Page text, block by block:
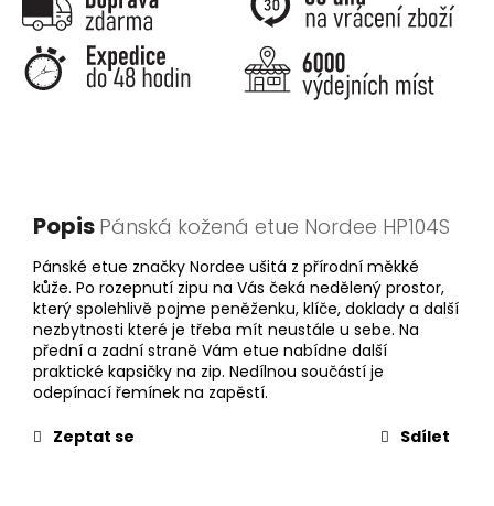
Popis Pánská kožená etue Nordee HP104S
Pánské etue značky Nordee ušitá z přírodní měkké
kůže. Po rozepnutí zipu na Vás čeká nedělený prostor,
který spolehlivě pojme peněženku, klíče, doklady a další
nezbytnosti které je třeba mít neustále u sebe. Na
přední a zadní straně Vám etue nabídne další
praktické kapsičky na zip. Nedílnou součástí je
odepínací řemínek na zapěstí.
Zeptat se
Sdílet